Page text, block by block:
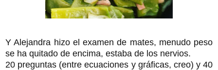
Y Alejandra hizo el examen de mates, menudo peso
se ha quitado de encima, estaba de los nervios.
20 preguntas (entre ecuaciones y gráficas, creo) y 40